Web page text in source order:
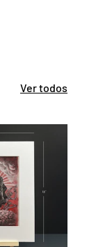
Ver todos